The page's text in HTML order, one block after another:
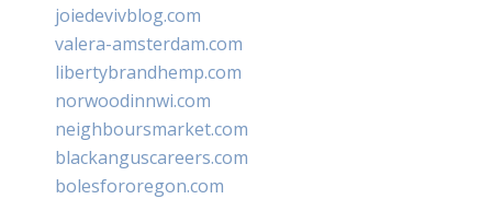
joiedevivblog.com
valera-amsterdam.com
libertybrandhemp.com
norwoodinnwi.com
neighboursmarket.com
blackanguscareers.com
bolesfororegon.com